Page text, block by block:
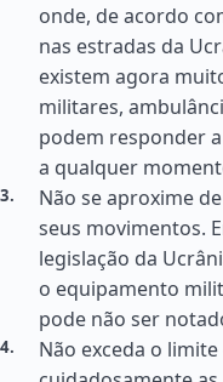
onde, de acordo
nas estradas da
existem agora
militares,
podem responder
a qualquer
Não se aproxime
seus movimentos.
legislação da
o equipamento
pode não ser
Não exceda o